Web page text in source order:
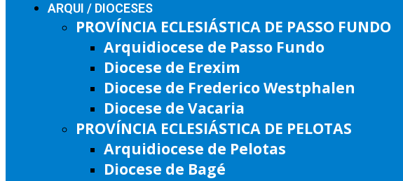
ARQUI / DIOCESES
PROVÍNCIA ECLESIÁSTICA DE PASSO FUNDO
Arquidiocese de Passo Fundo
Diocese de Erexim
Diocese de Frederico Westphalen
Diocese de Vacaria
PROVÍNCIA ECLESIÁSTICA DE PELOTAS
Arquidiocese de Pelotas
Diocese de Bagé